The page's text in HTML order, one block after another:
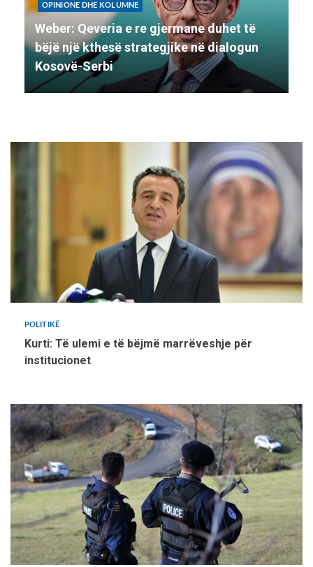
OPINIONE DHE KOLUMNE
Weber: Qeveria e re gjermane duhet të
bëjë një kthesë strategjike në dialogun
Kosovë-Serbi
POLITIKË
Kurti: Të ulemi e të bëjmë marrëveshje për
institucionet